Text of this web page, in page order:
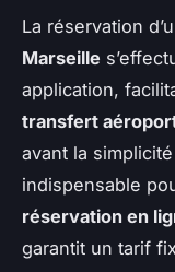
La réservation
Marseille
application,
transfert
avant la
indispensable
réservation en
garantit un tarif